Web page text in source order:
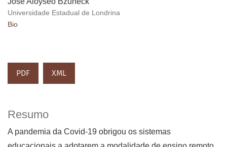
Universidade Estadual de Londrina
Bio
PDF XML
Resumo
A pandemia da Covid-19 obrigou os sistemas